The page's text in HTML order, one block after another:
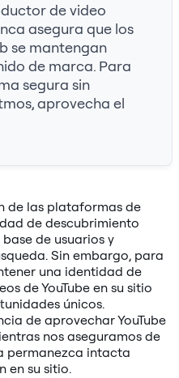
de video
asegura que los
se mantengan
de marca. Para
segura sin
aprovecha el
de las plataformas de
de descubrimiento
de usuarios y
Sin embargo, para
una identidad de
de YouTube en su sitio
únicos.
de aprovechar YouTube
nos aseguramos de
permanezca intacta
en su sitio.